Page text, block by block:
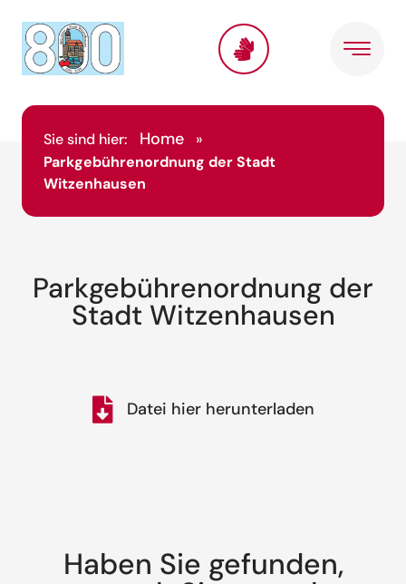
Sie sind hier: Home
»
Parkgebührenordnung der Stadt
Witzenhausen
Parkgebührenordnung der
Stadt Witzenhausen
Datei hier herunterladen
Haben Sie gefunden,